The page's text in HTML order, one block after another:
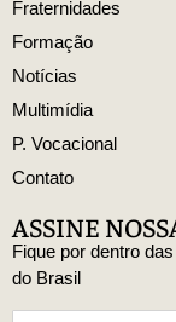
Fraternidades
Formação
Notícias
Multimídia
P. Vocacional
Contato
ASSINE
Fique por dentro
do Brasil